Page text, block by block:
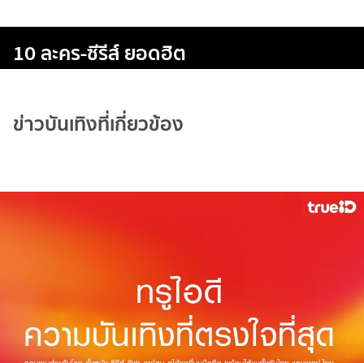
10 ละคร-ซีรีส์ ยอดฮิต
ข่าวบันเทิงที่เกี่ยวข้อง